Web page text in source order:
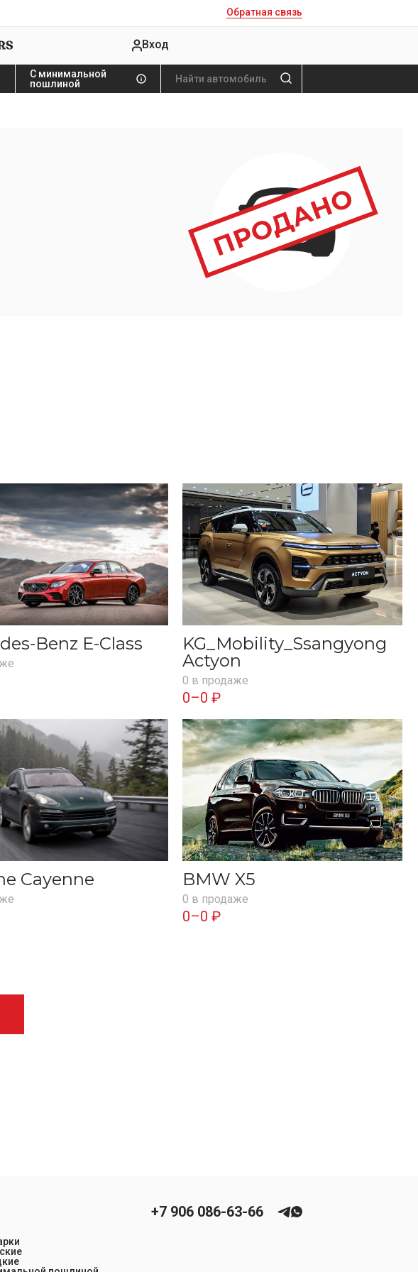
Обратная связь
Вход
С минимальной
пошлиной
Benz E-Class
KG_Mobility_Ssangyong
Actyon
0 в продаже
0–0 ₽
Cayenne BMW X5
0 в продаже
0–0 ₽
+7 906 086-63-66